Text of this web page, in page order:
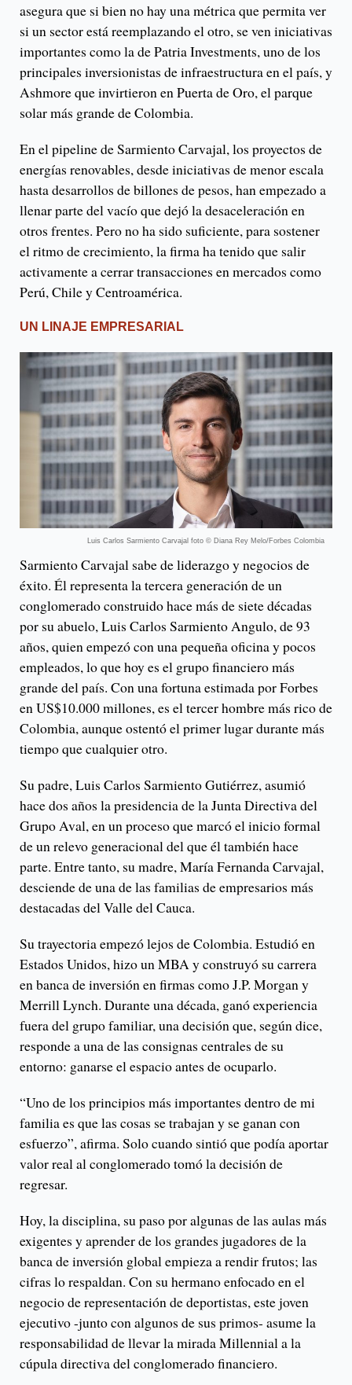
asegura que si bien no hay una métrica que permita ver
si un sector está reemplazando el otro, se ven iniciativas
importantes como la de Patria Investments, uno de los
principales inversionistas de infraestructura en el país, y
Ashmore que invirtieron en Puerta de Oro, el parque
solar más grande de Colombia.
En el pipeline de Sarmiento Carvajal, los proyectos de
energías renovables, desde iniciativas de menor escala
hasta desarrollos de billones de pesos, han empezado a
llenar parte del vacío que dejó la desaceleración en
otros frentes. Pero no ha sido suficiente, para sostener
el ritmo de crecimiento, la firma ha tenido que salir
activamente a cerrar transacciones en mercados como
Perú, Chile y Centroamérica.
UN LINAJE EMPRESARIAL
Luis Carlos Sarmiento Carvajal foto © Diana Rey Melo/Forbes Colombia
Sarmiento Carvajal sabe de liderazgo y negocios de
éxito. Él representa la tercera generación de un
conglomerado construido hace más de siete décadas
por su abuelo, Luis Carlos Sarmiento Angulo, de 93
años, quien empezó con una pequeña oficina y pocos
empleados, lo que hoy es el grupo financiero más
grande del país. Con una fortuna estimada por Forbes
en US$10.000 millones, es el tercer hombre más rico de
Colombia, aunque ostentó el primer lugar durante más
tiempo que cualquier otro.
Su padre, Luis Carlos Sarmiento Gutiérrez, asumió
hace dos años la presidencia de la Junta Directiva del
Grupo Aval, en un proceso que marcó el inicio formal
de un relevo generacional del que él también hace
parte. Entre tanto, su madre, María Fernanda Carvajal,
desciende de una de las familias de empresarios más
destacadas del Valle del Cauca.
Su trayectoria empezó lejos de Colombia. Estudió en
Estados Unidos, hizo un MBA y construyó su carrera
en banca de inversión en firmas como J.P. Morgan y
Merrill Lynch. Durante una década, ganó experiencia
fuera del grupo familiar, una decisión que, según dice,
responde a una de las consignas centrales de su
entorno: ganarse el espacio antes de ocuparlo.
“Uno de los principios más importantes dentro de mi
familia es que las cosas se trabajan y se ganan con
esfuerzo”, afirma. Solo cuando sintió que podía aportar
valor real al conglomerado tomó la decisión de
regresar.
Hoy, la disciplina, su paso por algunas de las aulas más
exigentes y aprender de los grandes jugadores de la
banca de inversión global empieza a rendir frutos; las
cifras lo respaldan. Con su hermano enfocado en el
negocio de representación de deportistas, este joven
ejecutivo -junto con algunos de sus primos- asume la
responsabilidad de llevar la mirada Millennial a la
cúpula directiva del conglomerado financiero.